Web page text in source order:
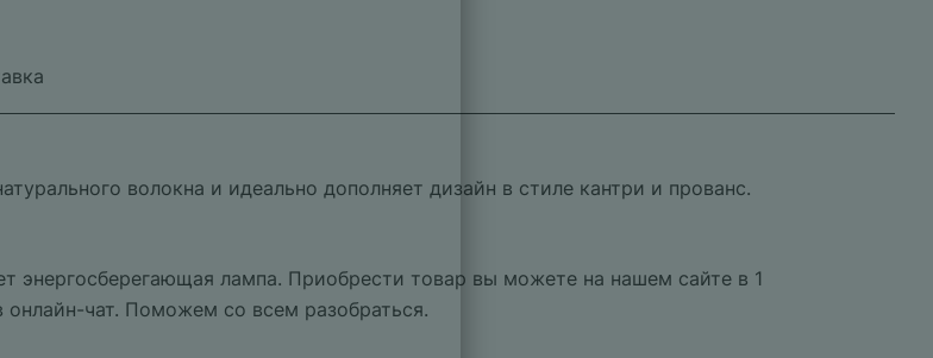
волокна и идеально дополняет дизайн в стиле кантри и прованс.
энергосберегающая лампа. Приобрести товар вы можете на нашем сайте в 1
чат. Поможем со всем разобраться.